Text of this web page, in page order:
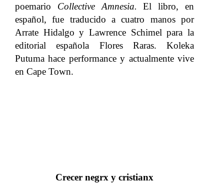
poemario Collective Amnesia.El libro, en
español, fue traducido a cuatro manos por
Arrate Hidalgo y Lawrence Schimel para la
editorial española Flores Raras. Koleka
Putuma hace performance y actualmente vive
en Cape Town.
Crecer negrx y cristianx